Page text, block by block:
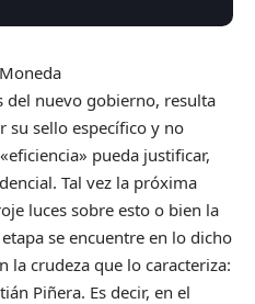
del nuevo gobierno, resulta
sello específico y no
pueda justificar,
Tal vez la próxima
luces sobre esto o bien la
se encuentre en lo dicho
la crudeza que lo caracteriza:
Piñera. Es decir, en el